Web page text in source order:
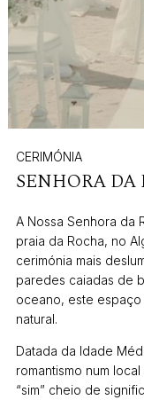
CERIMÓNIA
SENHORA DA
A Nossa Senhora da
praia da Rocha, no
cerimónia mais
paredes caiadas de
oceano, este
natural.
Datada da Idade
romantismo num
“sim” cheio de